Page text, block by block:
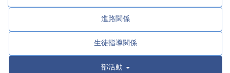
進路関係
生徒指導関係
部活動